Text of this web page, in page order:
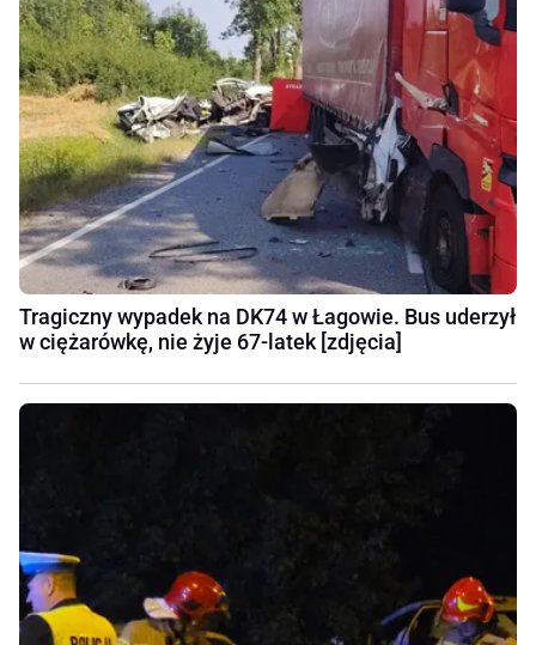
Tragiczny wypadek na DK74 w Łagowie. Bus uderzył
w ciężarówkę, nie żyje 67-latek [zdjęcia]